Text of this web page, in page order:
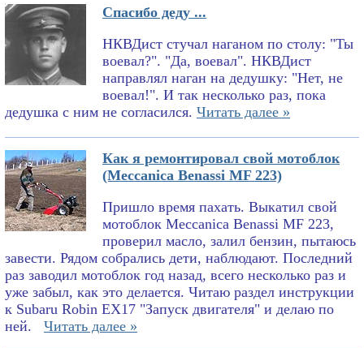
Спасибо деду ...
НКВДист стучал наганом по столу: "Ты
воевал?". "Да, воевал". НКВДист
направлял наган на дедушку: "Нет, не
воевал!". И так несколько раз, пока
дедушка с ним не согласился. Читать далее »
Как я ремонтировал свой мотоблок
(Meccanica Benassi MF 223)
Пришло время пахать. Выкатил свой
мотоблок Meccanica Benassi MF 223,
проверил масло, залил бензин, пытаюсь
завести. Рядом собрались дети, наблюдают. Последний
раз заводил мотоблок год назад, всего несколько раз и
уже забыл, как это делается. Читаю раздел инструкции
к Subaru Robin EX17 "Запуск двигателя" и делаю по
ней.
Читать далее »